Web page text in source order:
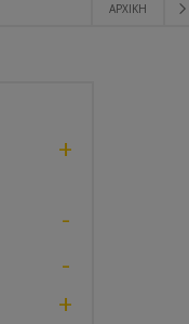
ΑΡΧΙΚΉ
+
-
-
+